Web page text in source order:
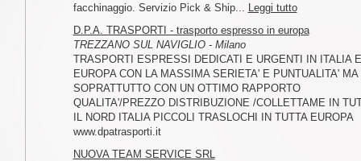
facchinaggio. Servizio Pick & Ship... Leggi tutto
D.P.A. TRASPORTI - trasporto espresso in europa
TREZZANO SUL NAVIGLIO - Milano
TRASPORTI ESPRESSI DEDICATI E URGENTI IN ITALIA
EUROPA CON LA MASSIMA SERIETA' E PUNTUALITA' MA
SOPRATTUTTO CON UN OTTIMO RAPPORTO
QUALITA'/PREZZO DISTRIBUZIONE /COLLETTAME IN
IL NORD ITALIA PICCOLI TRASLOCHI IN TUTTA EUROPA
www.dpatrasporti.it
NUOVA TEAM SERVICE SRL